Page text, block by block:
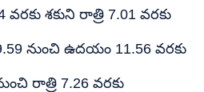
శకుని రాత్రి 7.01 వరకు
నుంచి ఉదయం 11.56 వరకు
రాత్రి 7.26 వరకు